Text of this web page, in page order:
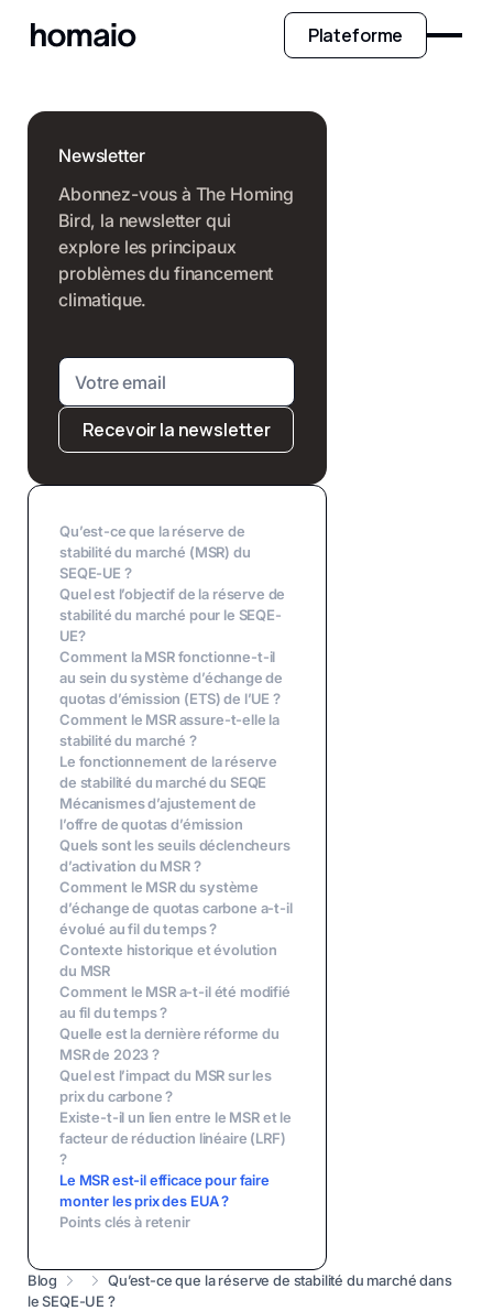
Plateforme
Blog
Qu’est-ce que la réserve de stabilité du marché dans
le SEQE-UE ?
Newsletter
Abonnez-vous à The Homing
Bird, la newsletter qui
explore les principaux
problèmes du financement
climatique.
Recevoir la newsletter
Qu’est-ce que la réserve de
stabilité du marché (MSR) du
SEQE-UE ?
Quel est l’objectif de la réserve de
stabilité du marché pour le SEQE-
UE?
Comment la MSR fonctionne-t-il
au sein du système d’échange de
quotas d’émission (ETS) de l’UE ?
Comment le MSR assure-t-elle la
stabilité du marché ?
Le fonctionnement de la réserve
de stabilité du marché du SEQE
Mécanismes d’ajustement de
l’offre de quotas d’émission
Quels sont les seuils déclencheurs
d’activation du MSR ?
‍Comment le MSR du système
d’échange de quotas carbone a-t-il
évolué au fil du temps ?
Contexte historique et évolution
du MSR
Comment le MSR a-t-il été modifié
au fil du temps ?
Quelle est la dernière réforme du
MSR de 2023 ?
Quel est l’impact du MSR sur les
prix du carbone ?
Existe-t-il un lien entre le MSR et le
facteur de réduction linéaire (LRF)
?
Le MSR est-il efficace pour faire
monter les prix des EUA ?
Points clés à retenir